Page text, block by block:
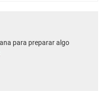
para preparar algo